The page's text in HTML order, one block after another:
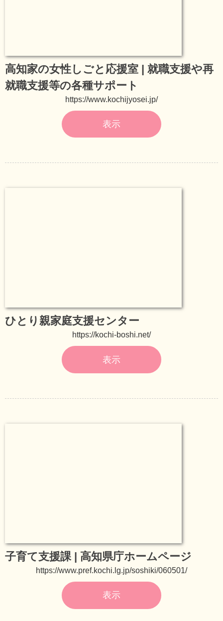
高知家の女性しごと応援室 | 就職支援や再
就職支援等の各種サポート
https://www.kochijyosei.jp/
表示
ひとり親家庭支援センター
https://kochi-boshi.net/
表示
子育て支援課 | 高知県庁ホームページ
https://www.pref.kochi.lg.jp/soshiki/060501/
表示